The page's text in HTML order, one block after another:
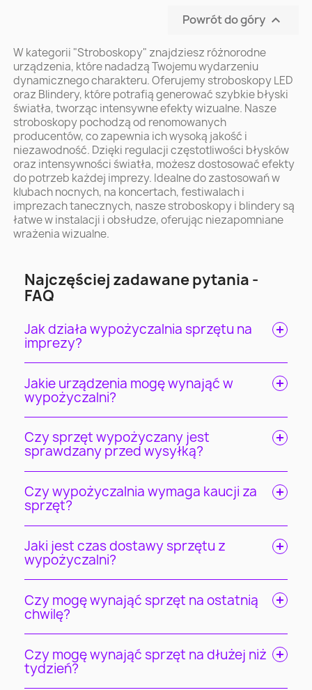
Powrót do góry 
W kategorii "Stroboskopy" znajdziesz różnorodne
urządzenia, które nadadzą Twojemu wydarzeniu
dynamicznego charakteru. Oferujemy stroboskopy LED
oraz Blindery, które potrafią generować szybkie błyski
światła, tworząc intensywne efekty wizualne. Nasze
stroboskopy pochodzą od renomowanych
producentów, co zapewnia ich wysoką jakość i
niezawodność. Dzięki regulacji częstotliwości błysków
oraz intensywności światła, możesz dostosować efekty
do potrzeb każdej imprezy. Idealne do zastosowań w
klubach nocnych, na koncertach, festiwalach i
imprezach tanecznych, nasze stroboskopy i blindery są
łatwe w instalacji i obsłudze, oferując niezapomniane
wrażenia wizualne.
Najczęściej zadawane pytania -
FAQ
Jak działa wypożyczalnia sprzętu na
imprezy?
Jakie urządzenia mogę wynająć w
wypożyczalni?
Czy sprzęt wypożyczany jest
sprawdzany przed wysyłką?
Czy wypożyczalnia wymaga kaucji za
sprzęt?
Jaki jest czas dostawy sprzętu z
wypożyczalni?
Czy mogę wynająć sprzęt na ostatnią
chwilę?
Czy mogę wynająć sprzęt na dłużej niż
tydzień?